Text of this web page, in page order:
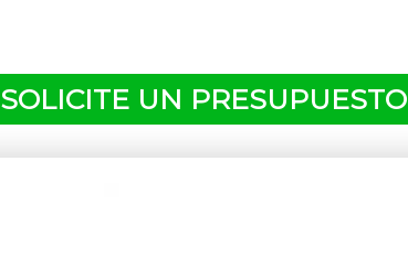
SOLICITE UN PRESUPUESTO